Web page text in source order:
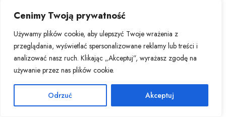
Cenimy Twoją prywatność
Używamy plików cookie, aby ulepszyć Twoje wrażenia z
przeglądania, wyświetlać spersonalizowane reklamy lub treści i
analizować nasz ruch. Klikając „Akceptuj”, wyrażasz zgodę na
używanie przez nas plików cookie.
Odrzuć Akceptuj